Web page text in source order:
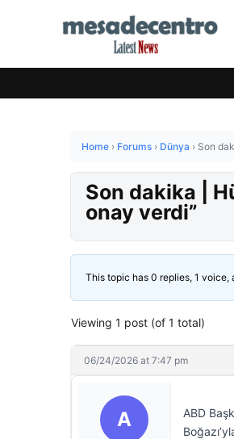
Home › Forums › Dünya › Son
Son dakika |
onay verdi”
This topic has 0 replies, 1 voice,
Viewing 1 post (of 1 total)
06/24/2026 at 7:47 pm
A
ABD